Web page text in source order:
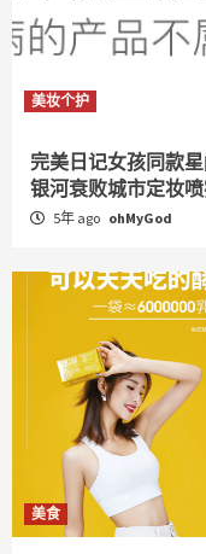
美妆个护
完美日记女孩同款
银河衰败城市定妆
5年 ago ohMyGod
美食